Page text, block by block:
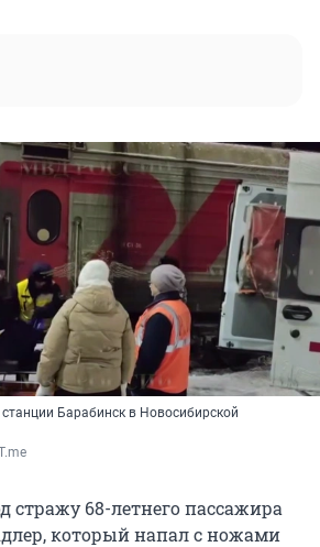
Барабинск в Новосибирской
стражу 68-летнего пассажира
который напал с ножами